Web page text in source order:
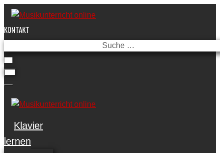
Skip
content
KONTAKT
…
Klavier
lernen